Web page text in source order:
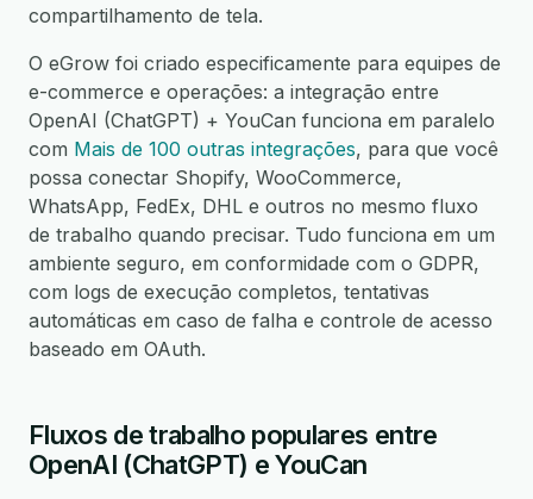
compartilhamento de tela.
O eGrow foi criado especificamente para equipes de
e-commerce e operações: a integração entre
OpenAI (ChatGPT) + YouCan funciona em paralelo
com Mais de 100 outras integrações, para que você
possa conectar Shopify, WooCommerce,
WhatsApp, FedEx, DHL e outros no mesmo fluxo
de trabalho quando precisar. Tudo funciona em um
ambiente seguro, em conformidade com o GDPR,
com logs de execução completos, tentativas
automáticas em caso de falha e controle de acesso
baseado em OAuth.
Fluxos de trabalho populares entre
OpenAI (ChatGPT) e YouCan